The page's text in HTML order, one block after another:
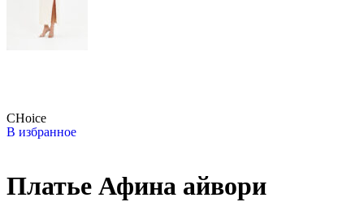
CHoice
В избранное
Платье Афина айвори